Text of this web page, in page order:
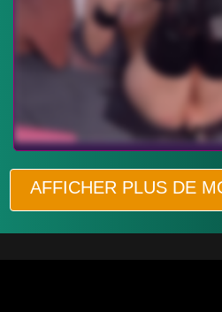
AFFICHER PLUS DE